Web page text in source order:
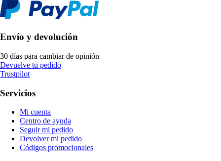
Envío y devolución
30 días para cambiar de opinión
Devuelve tu pedido
Trustpilot
Servicios
Mi cuenta
Centro de ayuda
Seguir mi pedido
Devolver mi pedido
Códigos promocionales